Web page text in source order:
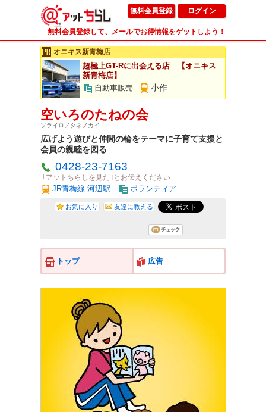
無料会員登録 ログイン
無料会員登録して、メールでお得情報をゲットしよう！
オニキス新青梅店
超極上GT-Rに出会える店 【オニキス
新青梅店】
自動車販売
小作
空いろのたねの会
ソライロノタネノカイ
広げよう遊びと仲間の輪をテーマに子育て支援と
会員の親睦を図る
0428-23-7163
｢アットちらしを見た｣とお伝えください
JR青梅線 河辺駅 ボランティア
お気に入り 友達に教える
トップ 広告